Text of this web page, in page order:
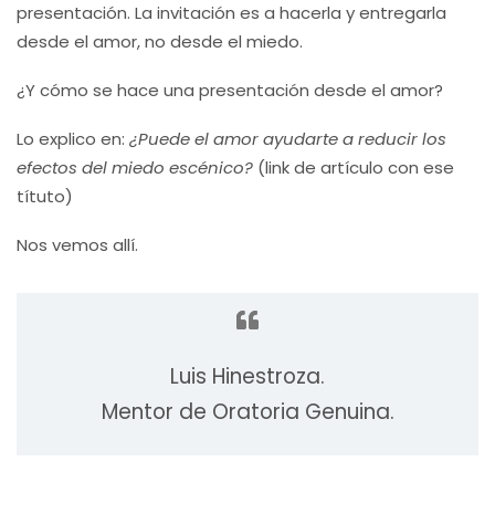
presentación. La invitación es a hacerla y entregarla
desde el amor, no desde el miedo.
¿Y cómo se hace una presentación desde el amor?
Lo explico en: ¿Puede el amor ayudarte a reducir los
efectos del miedo escénico? (link de artículo con ese
títuto)
Nos vemos allí.
Luis Hinestroza.
Mentor de Oratoria Genuina.